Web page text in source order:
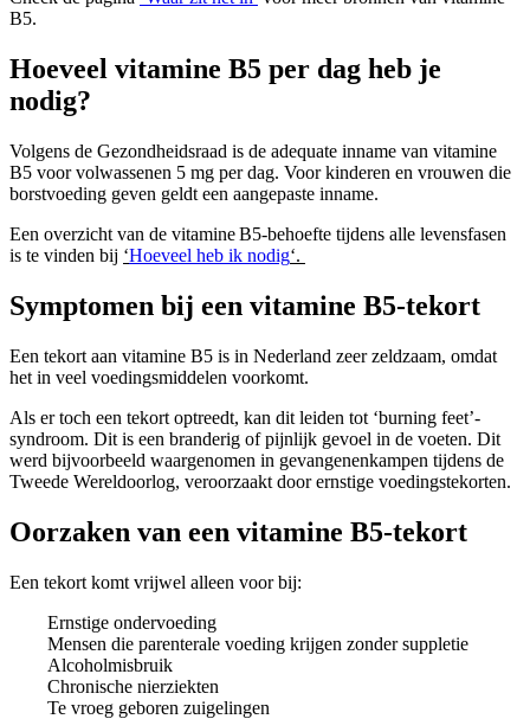
B5.
Hoeveel vitamine B5 per dag heb je
nodig?
Volgens de Gezondheidsraad is de adequate inname van vitamine
B5 voor volwassenen 5 mg per dag. Voor kinderen en vrouwen die
borstvoeding geven geldt een aangepaste inname.
Een overzicht van de vitamine B5-behoefte tijdens alle levensfasen
is te vinden bij ‘Hoeveel heb ik nodig‘.
Symptomen bij een vitamine B5-tekort
Een tekort aan vitamine B5 is in Nederland zeer zeldzaam, omdat
het in veel voedingsmiddelen voorkomt.
Als er toch een tekort optreedt, kan dit leiden tot ‘burning feet’-
syndroom. Dit is een branderig of pijnlijk gevoel in de voeten. Dit
werd bijvoorbeeld waargenomen in gevangenenkampen tijdens de
Tweede Wereldoorlog, veroorzaakt door ernstige voedingstekorten.
Oorzaken van een vitamine B5-tekort
Een tekort komt vrijwel alleen voor bij:
Ernstige ondervoeding
Mensen die parenterale voeding krijgen zonder suppletie
Alcoholmisbruik
Chronische nierziekten
Te vroeg geboren zuigelingen